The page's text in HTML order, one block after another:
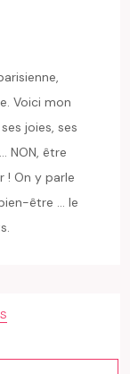
Voici mon
joies, ses
NON, être
! On y parle
être ... le